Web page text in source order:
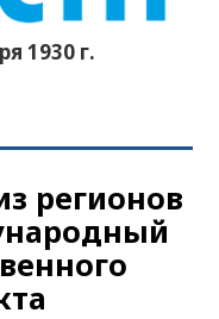
1930 г.
регионов